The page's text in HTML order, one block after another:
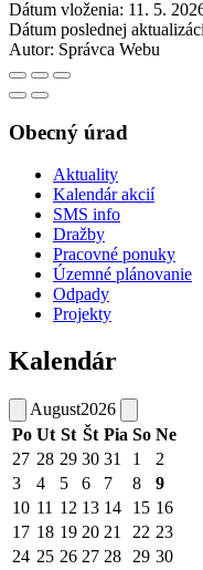
Dátum vloženia: 11. 5.
Dátum poslednej
Autor: Správca Webu
Obecný úrad
Aktuality
Kalendár akcií
SMS info
Dražby
Pracovné ponuky
Územné plánovanie
Odpady
Projekty
Kalendár
August2026
Po Ut St Št Pia So Ne
27 28 29 30 31 1
2
3
4 5 6 7 8
9
10 11 12 13 14 15 16
17 18 19 20 21 22 23
24 25 26 27 28 29 30